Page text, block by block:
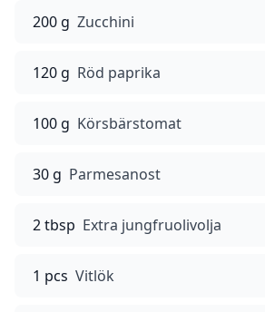
200 g Zucchini
120 g Röd paprika
100 g Körsbärstomat
30 g Parmesanost
2 tbsp Extra jungfruolivolja
1 pcs Vitlök